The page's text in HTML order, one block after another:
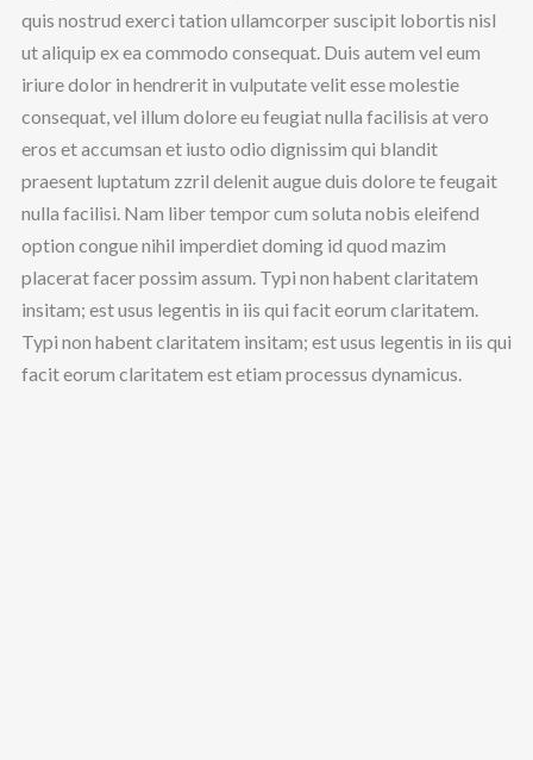
quis nostrud exerci tation ullamcorper suscipit lobortis nisl
ut aliquip ex ea commodo consequat. Duis autem vel eum
iriure dolor in hendrerit in vulputate velit esse molestie
consequat, vel illum dolore eu feugiat nulla facilisis at vero
eros et accumsan et iusto odio dignissim qui blandit
praesent luptatum zzril delenit augue duis dolore te feugait
nulla facilisi. Nam liber tempor cum soluta nobis eleifend
option congue nihil imperdiet doming id quod mazim
placerat facer possim assum. Typi non habent claritatem
insitam; est usus legentis in iis qui facit eorum claritatem.
Typi non habent claritatem insitam; est usus legentis in iis qui
facit eorum claritatem est etiam processus dynamicus.